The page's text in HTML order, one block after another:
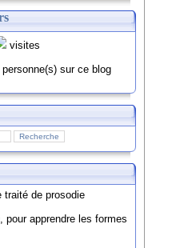
visites
sur ce blog
traité de prosodie
, pour apprendre les formes